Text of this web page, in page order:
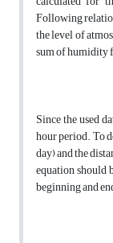
Following
the level of
sum of humidity
Since the used
hour period. To
day) and the
equation should
beginning and